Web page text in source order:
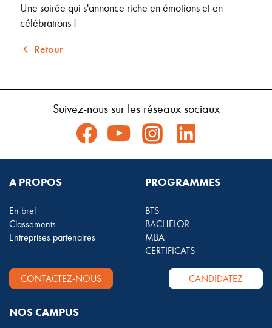
Une soirée qui s'annonce riche en émotions et en
célébrations !
Retour
Suivez-nous sur les réseaux sociaux
A PROPOS
En bref
Classements
Entreprises partenaires
PROGRAMMES
BTS
BACHELOR
MBA
CERTIFICATS
CONTACTEZ-NOUS CANDIDATEZ
NOS CAMPUS